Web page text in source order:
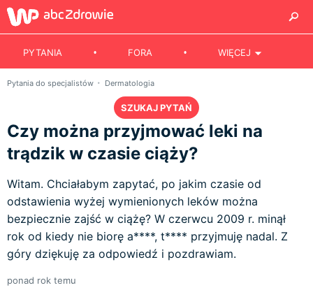
PYTANIA FORA WIĘCEJ
Pytania do specjalistów Dermatologia
SZUKAJ PYTAŃ
Czy można przyjmować leki na
trądzik w czasie ciąży?
Witam. Chciałabym zapytać, po jakim czasie od
odstawienia wyżej wymienionych leków można
bezpiecznie zajść w ciążę? W czerwcu 2009 r. minął
rok od kiedy nie biorę a****, t**** przyjmuję nadal. Z
góry dziękuję za odpowiedź i pozdrawiam.
ponad rok temu